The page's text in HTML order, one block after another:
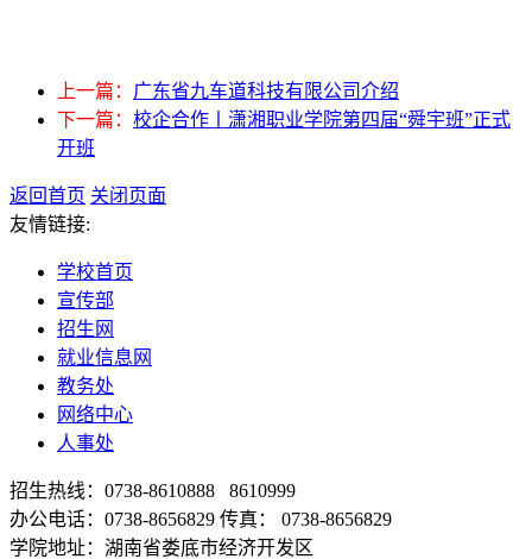
上一篇： 广东省九车道科技有限公司介绍
下一篇： 校企合作丨潇湘职业学院第四届“舜宇班”正式
开班
返回首页 关闭页面
友情链接:
学校首页
宣传部
招生网
就业信息网
教务处
网络中心
人事处
招生热线：0738-8610888 8610999
办公电话：0738-8656829 传真： 0738-8656829
学院地址：湖南省娄底市经济开发区